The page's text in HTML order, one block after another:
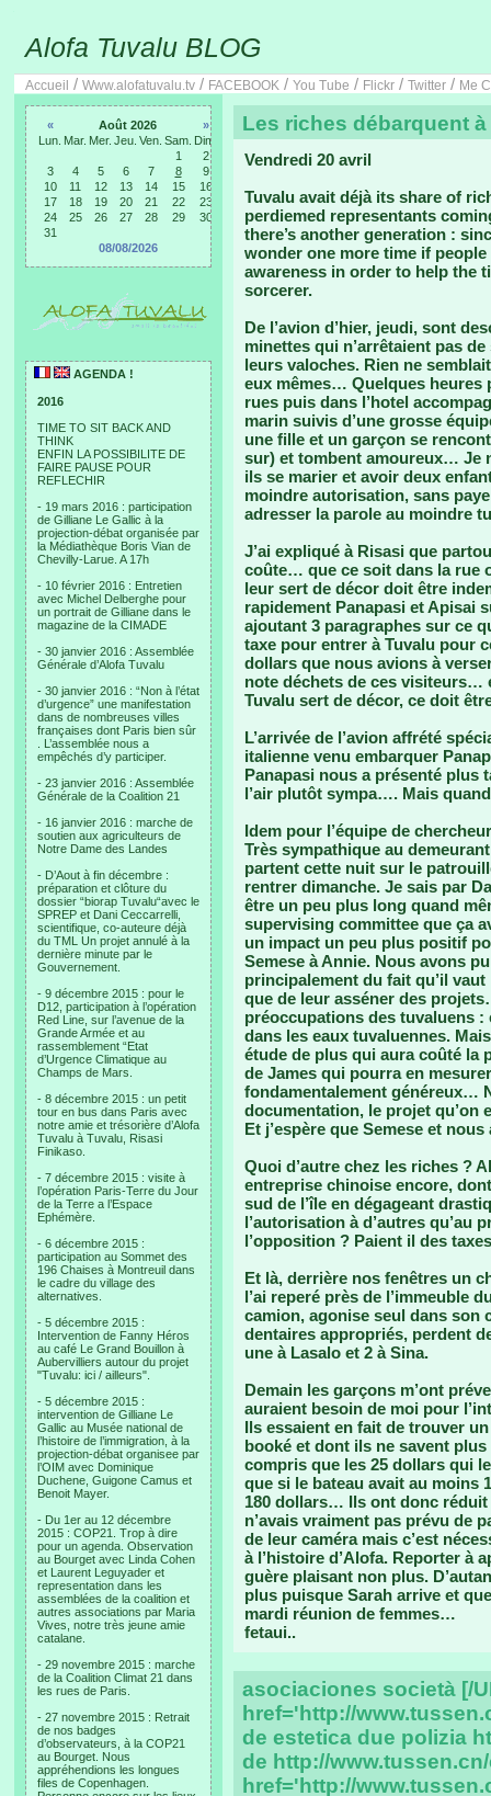
Alofa Tuvalu BLOG
Accueil / Www.alofatuvalu.tv / FACEBOOK / You Tube / Flickr / Twitter / Me
« Août 2026
»
Lun. Mar. Mer. Jeu. Ven. Sam. Dim.
1
2
3
4 5 6 7 8
9
10
11 12 13 14 15
16
17
18 19 20 21 22
23
24
25 26 27 28 29
30
31
08/08/2026
AGENDA !
2016
TIME TO SIT BACK AND
THINK
ENFIN LA POSSIBILITE DE
FAIRE PAUSE POUR
REFLECHIR
- 19 mars 2016 : participation
de Gilliane Le Gallic à la
projection-débat organisée par
la Médiathèque Boris Vian de
Chevilly-Larue. A 17h
- 10 février 2016 : Entretien
avec Michel Delberghe pour
un portrait de Gilliane dans le
magazine de la CIMADE
- 30 janvier 2016 : Assemblée
Générale d’Alofa Tuvalu
- 30 janvier 2016 : “Non à l’état
d’urgence” une manifestation
dans de nombreuses villes
françaises dont Paris bien sûr
. L’assemblée nous a
empêchés d’y participer.
- 23 janvier 2016 : Assemblée
Générale de la Coalition 21
- 16 janvier 2016 : marche de
soutien aux agriculteurs de
Notre Dame des Landes
- D’Aout à fin décembre :
préparation et clôture du
dossier “biorap Tuvalu“avec le
SPREP et Dani Ceccarrelli,
scientifique, co-auteure déjà
du TML Un projet annulé à la
dernière minute par le
Gouvernement.
- 9 décembre 2015 : pour le
D12, participation à l’opération
Red Line, sur l’avenue de la
Grande Armée et au
rassemblement “Etat
d’Urgence Climatique au
Champs de Mars.
- 8 décembre 2015 : un petit
tour en bus dans Paris avec
notre amie et trésorière d’Alofa
Tuvalu à Tuvalu, Risasi
Finikaso.
- 7 décembre 2015 : visite à
l’opération Paris-Terre du Jour
de la Terre a l’Espace
Ephémère.
- 6 décembre 2015 :
participation au Sommet des
196 Chaises à Montreuil dans
le cadre du village des
alternatives.
- 5 décembre 2015 :
Intervention de Fanny Héros
au café Le Grand Bouillon à
Aubervilliers autour du projet
"Tuvalu: ici / ailleurs".
- 5 décembre 2015 :
intervention de Gilliane Le
Gallic au Musée national de
l’histoire de l’immigration, à la
projection-débat organisee par
l’OIM avec Dominique
Duchene, Guigone Camus et
Benoit Mayer.
- Du 1er au 12 décembre
2015 : COP21. Trop à dire
pour un agenda. Observation
au Bourget avec Linda Cohen
et Laurent Leguyader et
representation dans les
assemblées de la coalition et
autres associations par Maria
Vives, notre très jeune amie
catalane.
- 29 novembre 2015 : marche
de la Coalition Climat 21 dans
les rues de Paris.
- 27 novembre 2015 : Retrait
de nos badges
d’observateurs, à la COP21
au Bourget. Nous
appréhendions les longues
files de Copenhagen.
Les riches débarquent
Vendredi 20 avril
Tuvalu avait déjà its share of
perdiemed representants
there’s another generation :
wonder one more time if
awareness in order to help the
sorcerer.
De l’avion d’hier, jeudi, sont
minettes qui n’arrêtaient pas
leurs valoches. Rien ne
eux mêmes… Quelques heures
rues puis dans l’hotel
marin suivis d’une grosse
une fille et un garçon se
sur) et tombent amoureux… Je
ils se marier et avoir deux
moindre autorisation, sans
adresser la parole au moindre
J’ai expliqué à Risasi que
coûte… que ce soit dans la rue
leur sert de décor doit être
rapidement Panapasi et Apisai
ajoutant 3 paragraphes sur ce
taxe pour entrer à Tuvalu pour
dollars que nous avions à
note déchets de ces visiteurs…
Tuvalu sert de décor, ce doit
L’arrivée de l’avion affrété
italienne venu embarquer
Panapasi nous a présenté plus
l’air plutôt sympa…. Mais
Idem pour l’équipe de
Très sympathique au
partent cette nuit sur le
rentrer dimanche. Je sais par
être un peu plus long quand
supervising committee que ça
un impact un peu plus positif
Semese à Annie. Nous avons
principalement du fait qu’il
que de leur asséner des
préoccupations des tuvaluens
dans les eaux tuvaluennes.
étude de plus qui aura coûté la
de James qui pourra en
fondamentalement généreux…
documentation, le projet qu’on
Et j’espère que Semese et
Quoi d’autre chez les riches ?
entreprise chinoise encore,
sud de l’île en dégageant
l’autorisation à d’autres qu’au
l’opposition ? Paient il des
Et là, derrière nos fenêtres un
l’ai reperé près de l’immeuble
camion, agonise seul dans son
dentaires appropriés, perdent
une à Lasalo et 2 à Sina.
Demain les garçons m’ont
auraient besoin de moi pour
Ils essaient en fait de trouver
booké et dont ils ne savent plus
compris que les 25 dollars qui
que si le bateau avait au moins
180 dollars… Ils ont donc réduit
n’avais vraiment pas prévu de
de leur caméra mais c’est
à l’histoire d’Alofa. Reporter à
guère plaisant non plus.
plus puisque Sarah arrive et
mardi réunion de femmes…
fetaui..
asociaciones società [/
href='http://
de estetica due polizia
de http://
href='http://